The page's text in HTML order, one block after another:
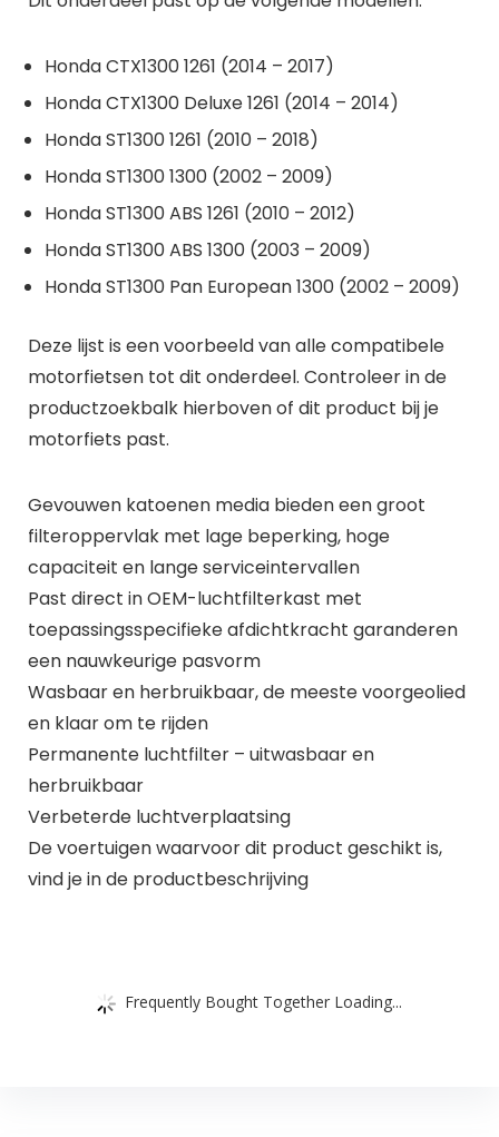
Honda CTX1300 1261 (2014 – 2017)
Honda CTX1300 Deluxe 1261 (2014 – 2014)
Honda ST1300 1261 (2010 – 2018)
Honda ST1300 1300 (2002 – 2009)
Honda ST1300 ABS 1261 (2010 – 2012)
Honda ST1300 ABS 1300 (2003 – 2009)
Honda ST1300 Pan European 1300 (2002 – 2009)
Deze lijst is een voorbeeld van alle compatibele
motorfietsen tot dit onderdeel. Controleer in de
productzoekbalk hierboven of dit product bij je
motorfiets past.
Gevouwen katoenen media bieden een groot
filteroppervlak met lage beperking, hoge
capaciteit en lange serviceintervallen
Past direct in OEM-luchtfilterkast met
toepassingsspecifieke afdichtkracht garanderen
een nauwkeurige pasvorm
Wasbaar en herbruikbaar, de meeste voorgeolied
en klaar om te rijden
Permanente luchtfilter – uitwasbaar en
herbruikbaar
Verbeterde luchtverplaatsing
De voertuigen waarvoor dit product geschikt is,
vind je in de productbeschrijving
Frequently Bought Together Loading...